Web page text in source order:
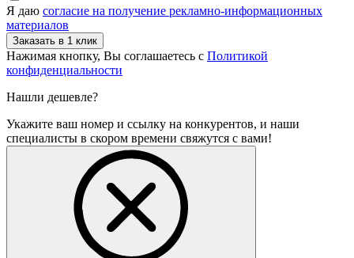
Я даю согласие на получение рекламно-информационных
материалов
Нажимая кнопку, Вы соглашаетесь с Политикой
конфиденциальности
Нашли дешевле?
Укажите ваш номер и ссылку на конкурентов, и наши
специалисты в скором времени свяжутся с вами!